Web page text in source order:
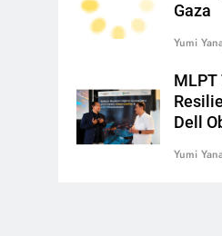
Gaza
Yumi
MLPT
Dell
Yumi